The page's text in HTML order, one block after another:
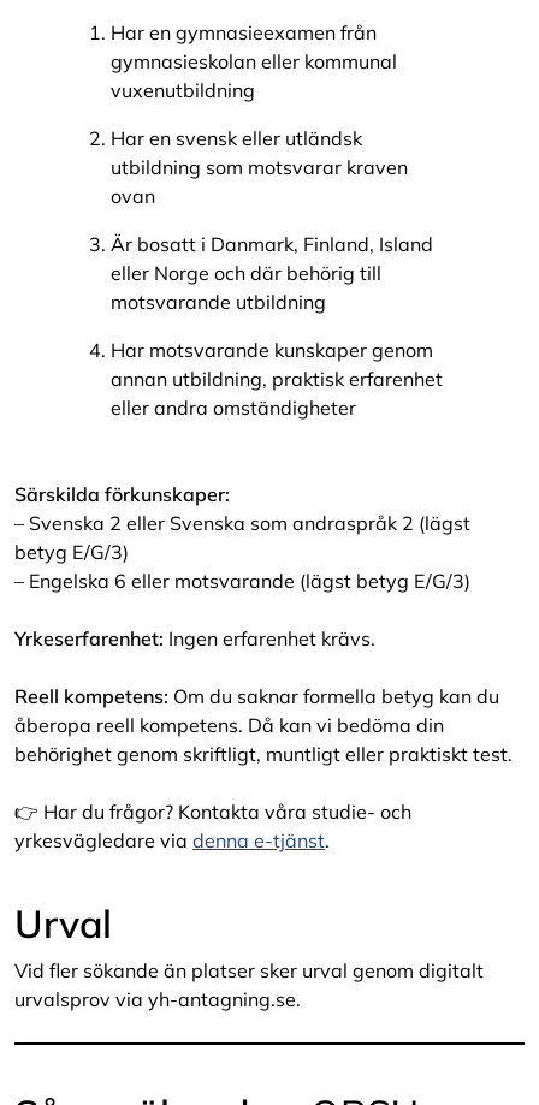
Har en gymnasieexamen från
gymnasieskolan eller kommunal
vuxenutbildning
Har en svensk eller utländsk
utbildning som motsvarar kraven
ovan
Är bosatt i Danmark, Finland, Island
eller Norge och där behörig till
motsvarande utbildning
Har motsvarande kunskaper genom
annan utbildning, praktisk erfarenhet
eller andra omständigheter
Särskilda förkunskaper:
– Svenska 2 eller Svenska som andraspråk 2 (lägst
betyg E/G/3)
– Engelska 6 eller motsvarande (lägst betyg E/G/3)
Yrkeserfarenhet: Ingen erfarenhet krävs.
Reell kompetens: Om du saknar formella betyg kan du
åberopa reell kompetens. Då kan vi bedöma din
behörighet genom skriftligt, muntligt eller praktiskt test.
👉 Har du frågor? Kontakta våra studie- och
yrkesvägledare via denna e-tjänst.
Urval
Vid fler sökande än platser sker urval genom digitalt
urvalsprov via yh-antagning.se.